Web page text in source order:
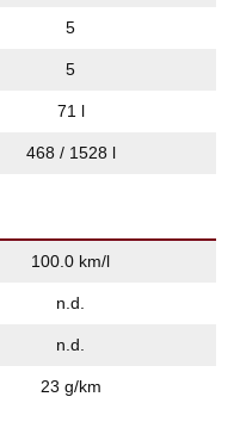
5
5
71 l
468 / 1528 l
100.0 km/l
n.d.
n.d.
23 g/km